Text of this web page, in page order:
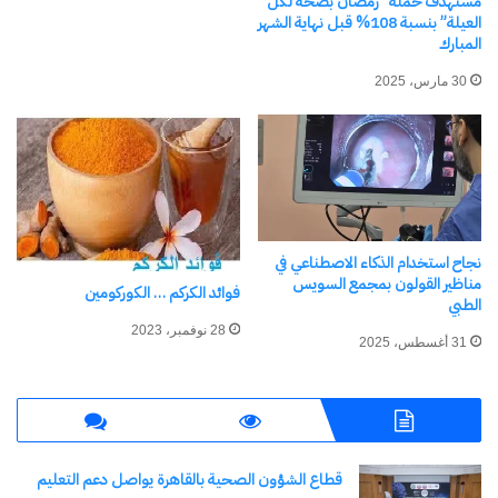
اكتشاف المزيد من
اشترك للحصول على أحدث التدوينات المرسلة إلى بريدك
الإلكتروني.
كتابة بريدك الإلكتروني...
اشتراك
العيلة” بنسبة 108% قبل نهاية الشهر
المبارك
30 مارس، 2025
نجاح استخدام الذكاء الاصطناعي في
مناظير القولون بمجمع السويس
الطبي
31 أغسطس، 2025
فوائد الكركم … الكوركومين
28 نوفمبر، 2023
قطاع الشؤون الصحية بالقاهرة يواصل دعم التعليم